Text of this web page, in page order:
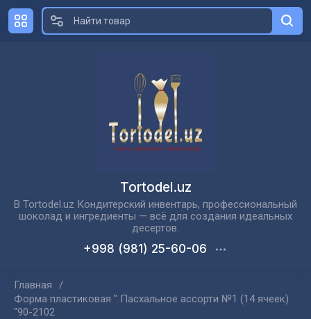
Tortodel.uz
В Tortodel.uz Кондитерский инвентарь, профессиональный
шоколад и ингредиенты — всё для создания идеальных
десертов.
+998 (981) 25-60-06
Главная
/
Форма пластиковая " Пасхальное ассорти №1 (14 ячеек)
"90-2102